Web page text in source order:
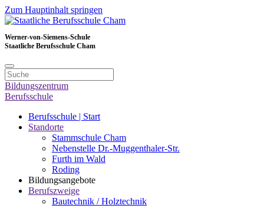
Zum Hauptinhalt springen
Werner-von-Siemens-Schule
Staatliche Berufsschule Cham
Bildungszentrum
Berufsschule
Berufsschule | Start
Standorte
Stammschule Cham
Nebenstelle Dr.-Muggenthaler-Str.
Furth im Wald
Roding
Bildungsangebote
Berufszweige
Bautechnik / Holztechnik